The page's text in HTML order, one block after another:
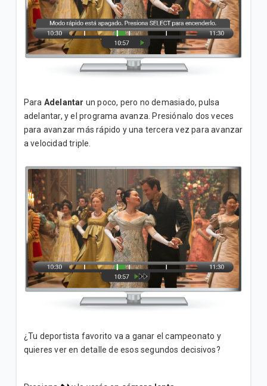
Para Adelantar un poco, pero no demasiado, pulsa
adelantar, y el programa avanza. Presiónalo dos veces
para avanzar más rápido y una tercera vez para avanzar
a velocidad triple.
¿Tu deportista favorito va a ganar el campeonato y
quieres ver en detalle de esos segundos decisivos?